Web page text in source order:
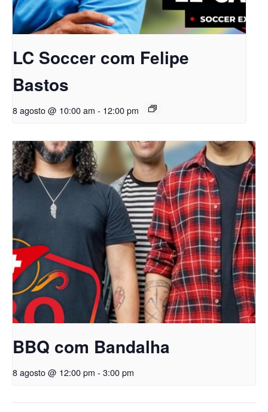
LC Soccer com Felipe
Bastos
8 agosto @ 10:00 am - 12:00 pm
BBQ com Bandalha
8 agosto @ 12:00 pm - 3:00 pm